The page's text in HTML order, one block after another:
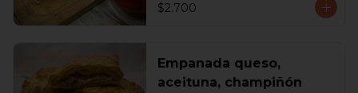
$2.700
Empanada queso,
aceituna, champiñón